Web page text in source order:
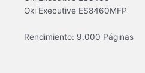
Oki Executive ES8460MFP
Rendimiento: 9.000 Páginas